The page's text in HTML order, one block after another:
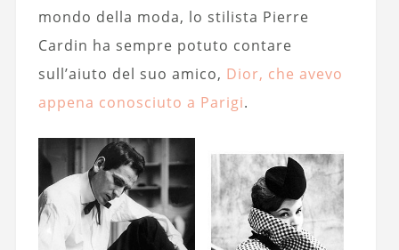
mondo della moda, lo stilista Pierre
Cardin ha sempre potuto contare
sull’aiuto del suo amico, Dior, che avevo
appena conosciuto a Parigi.